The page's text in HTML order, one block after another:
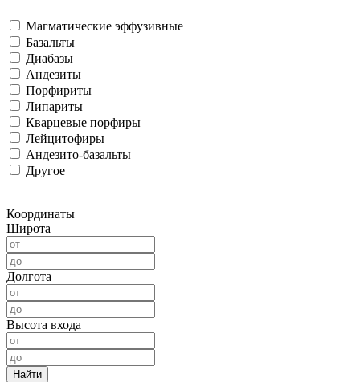
Магматические эффузивные
Базальты
Диабазы
Андезиты
Порфириты
Липариты
Кварцевые порфиры
Лейцитофиры
Андезито-базальты
Другое
Координаты
Широта
Долгота
Высота входа